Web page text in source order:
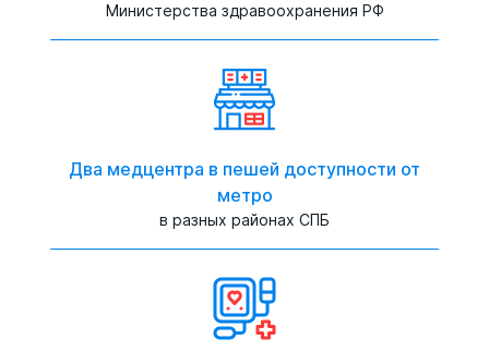
Министерства здравоохранения РФ
Два медцентра в пешей доступности от
метро
в разных районах СПБ